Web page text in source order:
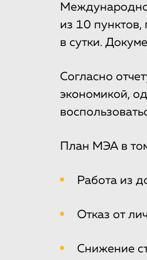
из 10
в сутки.
Согласно
экономикой,
План МЭА в
Работа из
Отказ от
Снижение